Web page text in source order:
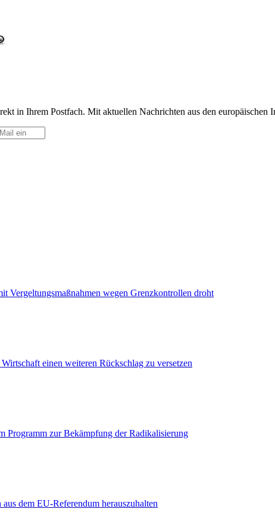
in Ihrem Postfach. Mit aktuellen Nachrichten aus den
Vergeltungsmaßnahmen wegen Grenzkontrollen droht
einen weiteren Rückschlag zu versetzen
Programm zur Bekämpfung der Radikalisierung
dem EU-Referendum herauszuhalten